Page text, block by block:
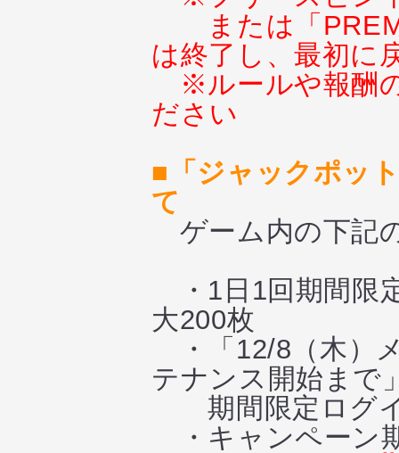
または「
は終了し、最初に
※ルールや報酬
ださい
■「ジャックポッ
て
ゲーム内の下記
・1日1回期間限
大200枚
・「12/8（木）
テナンス開始まで
期間限定ログ
・キャンペーン